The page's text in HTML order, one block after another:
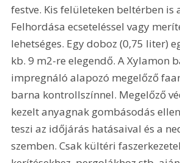
festve. Kis felületeken beltérben is
Felhordása ecseteléssel vagy
lehetséges. Egy doboz (0,75 liter)
kb. 9 m2-re elegendő. A Xylamon
impregnáló alapozó megelőző
barna kontrollszínnel. Megelőző
kezelt anyagnak gombásodás
teszi az időjárás hatásaival és a
szemben. Csak kültéri